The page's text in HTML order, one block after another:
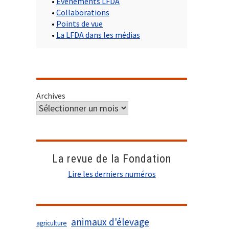
• Collaborations
• Points de vue
• La LFDA dans les médias
Archives
La revue de la Fondation
Lire les derniers numéros
agriculture animaux d'élevage